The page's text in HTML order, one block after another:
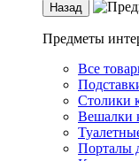
Назад
Предметы
Все
Столики
Вешалки
Порталы